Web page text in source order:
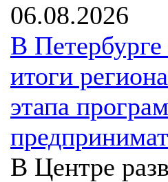
06.08.2026
В
итоги
этапа
В Центре